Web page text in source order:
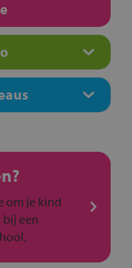
om je kind
bij een